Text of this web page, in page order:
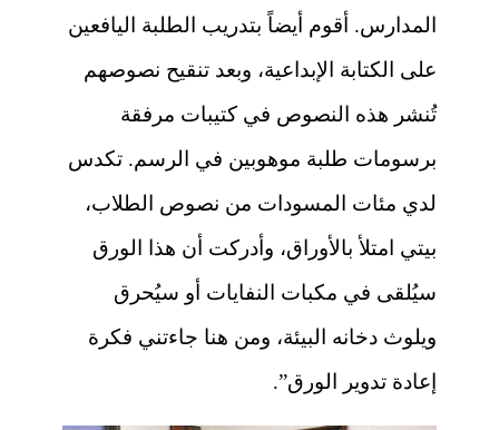
المدارس. أقوم أيضاً بتدريب الطلبة اليافعين
على الكتابة الإبداعية، وبعد تنقيح نصوصهم
تُنشر هذه النصوص في كتيبات مرفقة
برسومات طلبة موهوبين في الرسم. تكدس
لدي مئات المسودات من نصوص الطلاب،
بيتي امتلأ بالأوراق، وأدركت أن هذا الورق
سيُلقى في مكبات النفايات أو سيُحرق
ويلوث دخانه البيئة، ومن هنا جاءتني فكرة
إعادة تدوير الورق”.